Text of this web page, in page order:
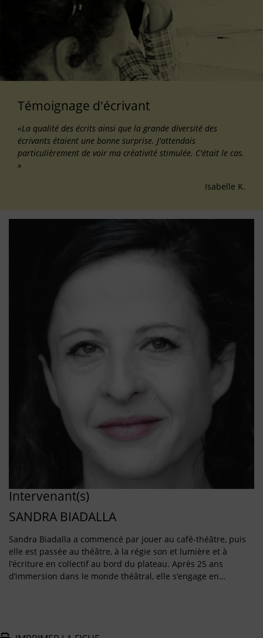
Témoignage d'écrivant
«La qualité des écrits ainsi que la grande diversité des
écrivants étaient une bonne surprise. J'attendais
particulièrement de voir ma créativité stimulée. C'était le cas.
»
Isabelle K.
Intervenant(s)
SANDRA BIADALLA
Sandra Biadalla a commencé par jouer au café-théâtre, puis
elle est passée au théâtre, à la régie son et lumière et à
l’écriture en collectif au bord du plateau. Après 25 ans
d’immersion dans le monde théâtral, elle s’engage en…